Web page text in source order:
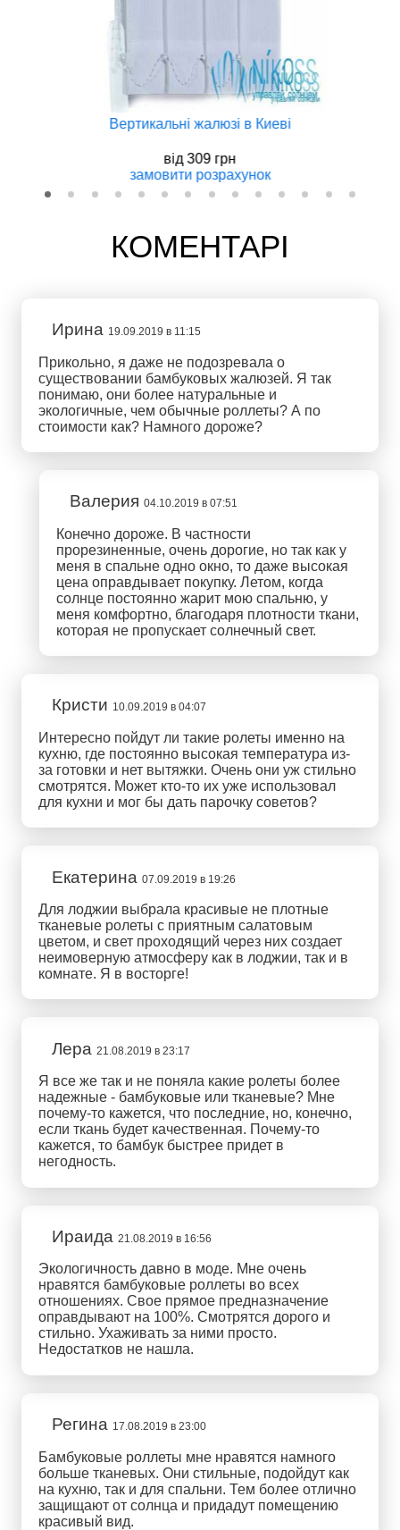
Вертикальнi жалюзi в Киеві
вiд 309 грн
замовити розрахунок
КОМЕНТАРІ
Ирина 19.09.2019 в 11:15
Прикольно, я даже не подозревала о
существовании бамбуковых жалюзей. Я так
понимаю, они более натуральные и
экологичные, чем обычные роллеты? А по
стоимости как? Намного дороже?
Валерия 04.10.2019 в 07:51
Конечно дороже. В частности
прорезиненные, очень дорогие, но так как у
меня в спальне одно окно, то даже высокая
цена оправдывает покупку. Летом, когда
солнце постоянно жарит мою спальню, у
меня комфортно, благодаря плотности ткани,
которая не пропускает солнечный свет.
Кристи 10.09.2019 в 04:07
Интересно пойдут ли такие ролеты именно на
кухню, где постоянно высокая температура из-
за готовки и нет вытяжки. Очень они уж стильно
смотрятся. Может кто-то их уже использовал
для кухни и мог бы дать парочку советов?
Екатерина 07.09.2019 в 19:26
Для лоджии выбрала красивые не плотные
тканевые ролеты с приятным салатовым
цветом, и свет проходящий через них создает
неимоверную атмосферу как в лоджии, так и в
комнате. Я в восторге!
Лера 21.08.2019 в 23:17
Я все же так и не поняла какие ролеты более
надежные - бамбуковые или тканевые? Мне
почему-то кажется, что последние, но, конечно,
если ткань будет качественная. Почему-то
кажется, то бамбук быстрее придет в
негодность.
Ираида 21.08.2019 в 16:56
Экологичность давно в моде. Мне очень
нравятся бамбуковые роллеты во всех
отношениях. Свое прямое предназначение
оправдывают на 100%. Смотрятся дорого и
стильно. Ухаживать за ними просто.
Недостатков не нашла.
Регина 17.08.2019 в 23:00
Бамбуковые роллеты мне нравятся намного
больше тканевых. Они стильные, подойдут как
на кухню, так и для спальни. Тем более отлично
защищают от солнца и придадут помещению
красивый вид.